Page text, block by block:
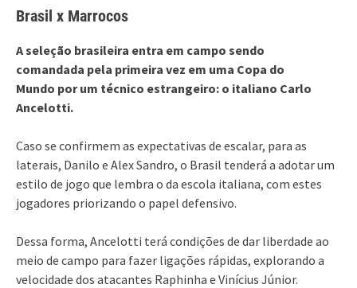
Brasil x Marrocos
A seleção brasileira entra em campo sendo
comandada pela primeira vez em uma Copa do
Mundo por um técnico estrangeiro: o italiano Carlo
Ancelotti.
Caso se confirmem as expectativas de escalar, para as
laterais, Danilo e Alex Sandro, o Brasil tenderá a adotar um
estilo de jogo que lembra o da escola italiana, com estes
jogadores priorizando o papel defensivo.
Dessa forma, Ancelotti terá condições de dar liberdade ao
meio de campo para fazer ligações rápidas, explorando a
velocidade dos atacantes Raphinha e Vinícius Júnior.